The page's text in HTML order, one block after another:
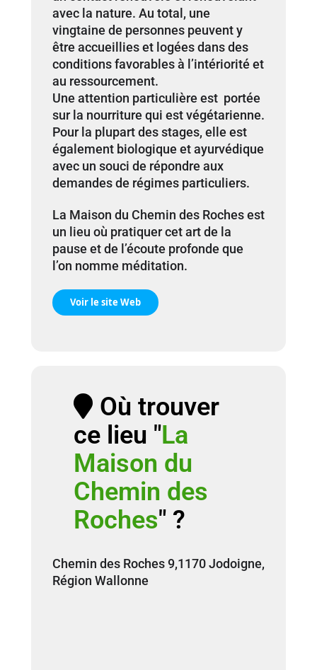
avec la nature. Au total, une
vingtaine de personnes peuvent y
être accueillies et logées dans des
conditions favorables à l’intériorité et
au ressourcement.
Une attention particulière est portée
sur la nourriture qui est végétarienne.
Pour la plupart des stages, elle est
également biologique et ayurvédique
avec un souci de répondre aux
demandes de régimes particuliers.
La Maison du Chemin des Roches est
un lieu où pratiquer cet art de la
pause et de l’écoute profonde que
l’on nomme méditation.
Voir le site Web
Où trouver
ce lieu "La
Maison du
Chemin des
Roches" ?
Chemin des Roches 9,1170 Jodoigne,
Région Wallonne